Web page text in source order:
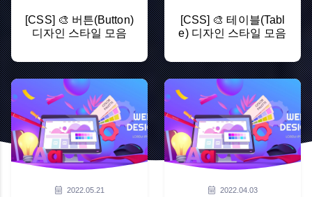
[CSS] 🎨 버튼(Button)
디자인 스타일 모음
[CSS] 🎨 테이블(Tabl
e) 디자인 스타일 모음
2022.05.21 2022.04.03